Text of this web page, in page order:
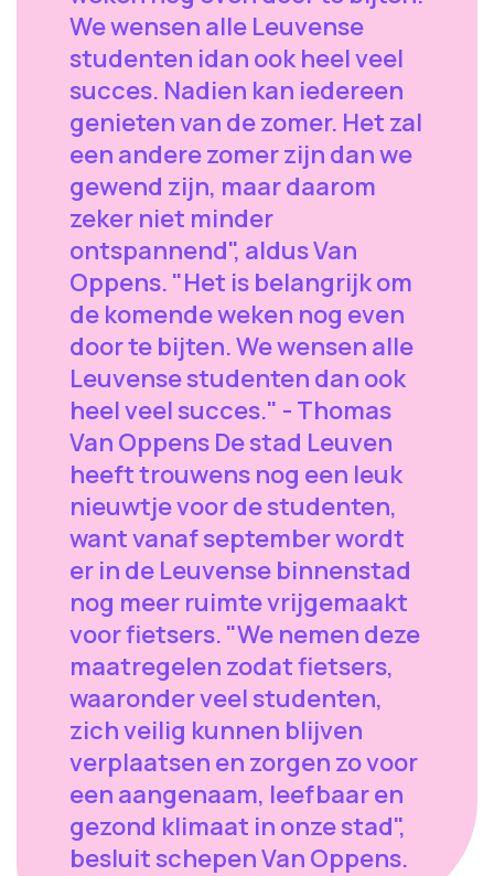
We wensen alle Leuvense
studenten idan ook heel veel
succes. Nadien kan iedereen
genieten van de zomer. Het zal
een andere zomer zijn dan we
gewend zijn, maar daarom
zeker niet minder
ontspannend", aldus Van
Oppens. "Het is belangrijk om
de komende weken nog even
door te bijten. We wensen alle
Leuvense studenten dan ook
heel veel succes." - Thomas
Van Oppens De stad Leuven
heeft trouwens nog een leuk
nieuwtje voor de studenten,
want vanaf september wordt
er in de Leuvense binnenstad
nog meer ruimte vrijgemaakt
voor fietsers. "We nemen deze
maatregelen zodat fietsers,
waaronder veel studenten,
zich veilig kunnen blijven
verplaatsen en zorgen zo voor
een aangenaam, leefbaar en
gezond klimaat in onze stad",
besluit schepen Van Oppens.